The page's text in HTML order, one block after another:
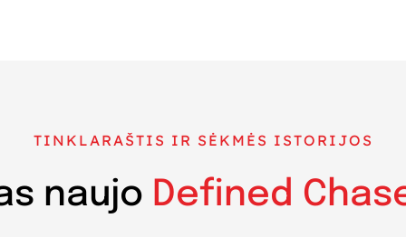
TINKLARAŠTIS IR SĖKMĖS ISTORIJOS
naujo Defined